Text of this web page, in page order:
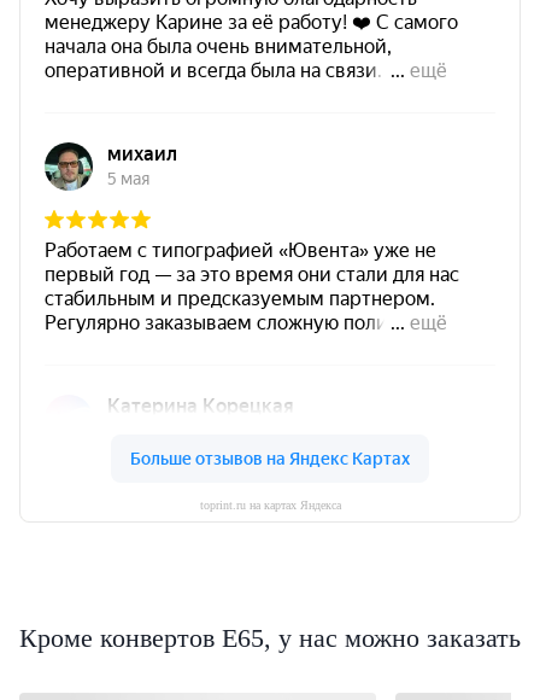
toprint.ru на картах Яндекса
Кроме конвертов Е65, у нас можно заказать